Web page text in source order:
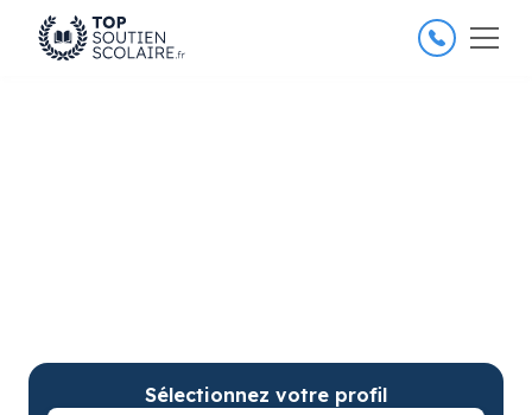
26 000 élèves satisfaits
Sélectionnez votre profil